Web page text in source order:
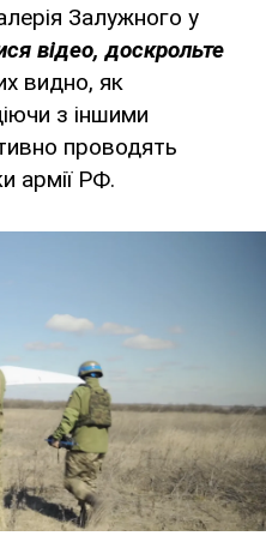
Залужного у
відео, доскрольте
видно, як
з іншими
проводять
армії РФ.